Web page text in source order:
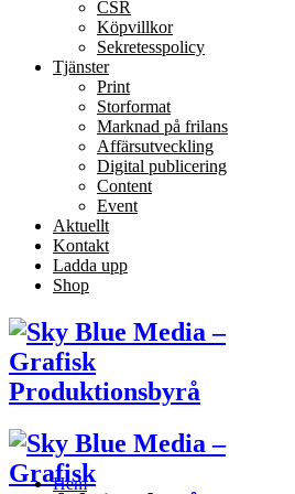
CSR
Köpvillkor
Sekretesspolicy
Tjänster
Print
Storformat
Marknad på frilans
Affärsutveckling
Digital publicering
Content
Event
Aktuellt
Kontakt
Ladda upp
Shop
Hem